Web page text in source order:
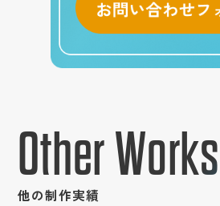
Other Works
他の制作実績